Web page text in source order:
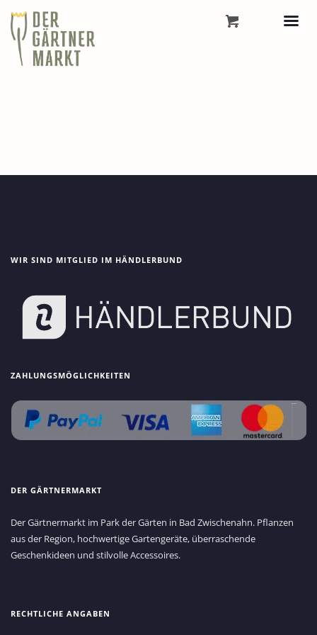
WIR SIND MITGLIED IM HÄNDLERBUND
ZAHLUNGSMÖGLICHKEITEN
DER GÄRTNERMARKT
Der Gärtnermarkt im Park der Gärten in Bad Zwischenahn. Pflanzen
aus der Region, hochwertige Gartengeräte, überraschende
Geschenkideen und stilvolle Accessoires.
RECHTLICHE ANGABEN